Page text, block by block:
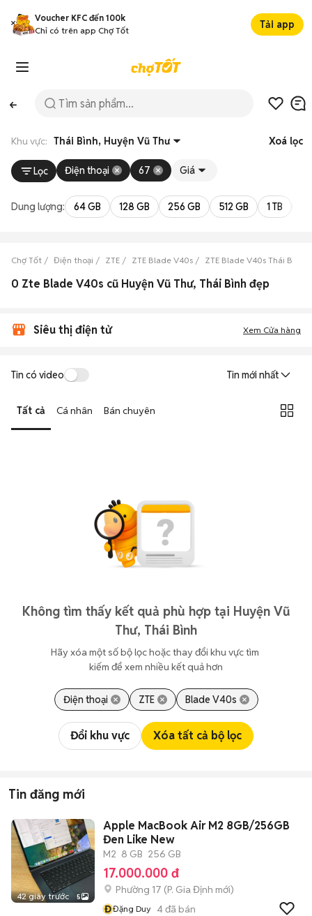
Voucher KFC đến 100k
Chỉ có trên app Chợ Tốt
Tải app
Khu vực: Thái Bình, Huyện Vũ Thư Xoá lọc
Lọc Điện thoại 67 Giá
Dung lượng: 64 GB 128 GB 256 GB 512 GB 1 TB
Chợ Tốt Điện thoại ZTE ZTE Blade V40s ZTE Blade V40s Thái Bình
0 Zte Blade V40s cũ Huyện Vũ Thư, Thái Bình đẹp
Siêu thị điện tử Xem Cửa hàng
Tin có video Tin mới nhất
Tất cả Cá nhân Bán chuyên
Không tìm thấy kết quả phù hợp tại Huyện Vũ
Thư, Thái Bình
Hãy xóa một số bộ lọc hoặc thay đổi khu vực tìm
kiếm để xem nhiều kết quả hơn
Điện thoại ZTE Blade V40s
Đổi khu vực Xóa tất cả bộ lọc
Tin đăng mới
42 giây trước 5
Apple MacBook Air M2 8GB/256GB
Đen Like New
M2 8 GB 256 GB
17.000.000 đ
Phường 17 (P. Gia Định mới)
ĐĐặng Duy 4đã bán